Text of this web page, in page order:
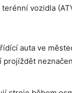
vozidla
auta ve